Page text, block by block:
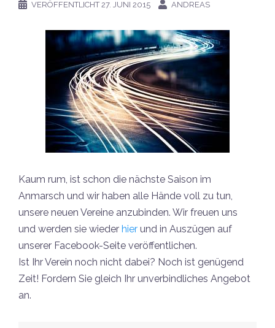
VERÖFFENTLICHT27. JUNI 2015 ANDREAS
Kaum rum, ist schon die nächste Saison im
Anmarsch und wir haben alle Hände voll zu tun,
unsere neuen Vereine anzubinden. Wir freuen uns
und werden sie wieder hier und in Auszügen auf
unserer Facebook-Seite veröffentlichen.
Ist Ihr Verein noch nicht dabei? Noch ist genügend
Zeit! Fordern Sie gleich Ihr unverbindliches Angebot
an.